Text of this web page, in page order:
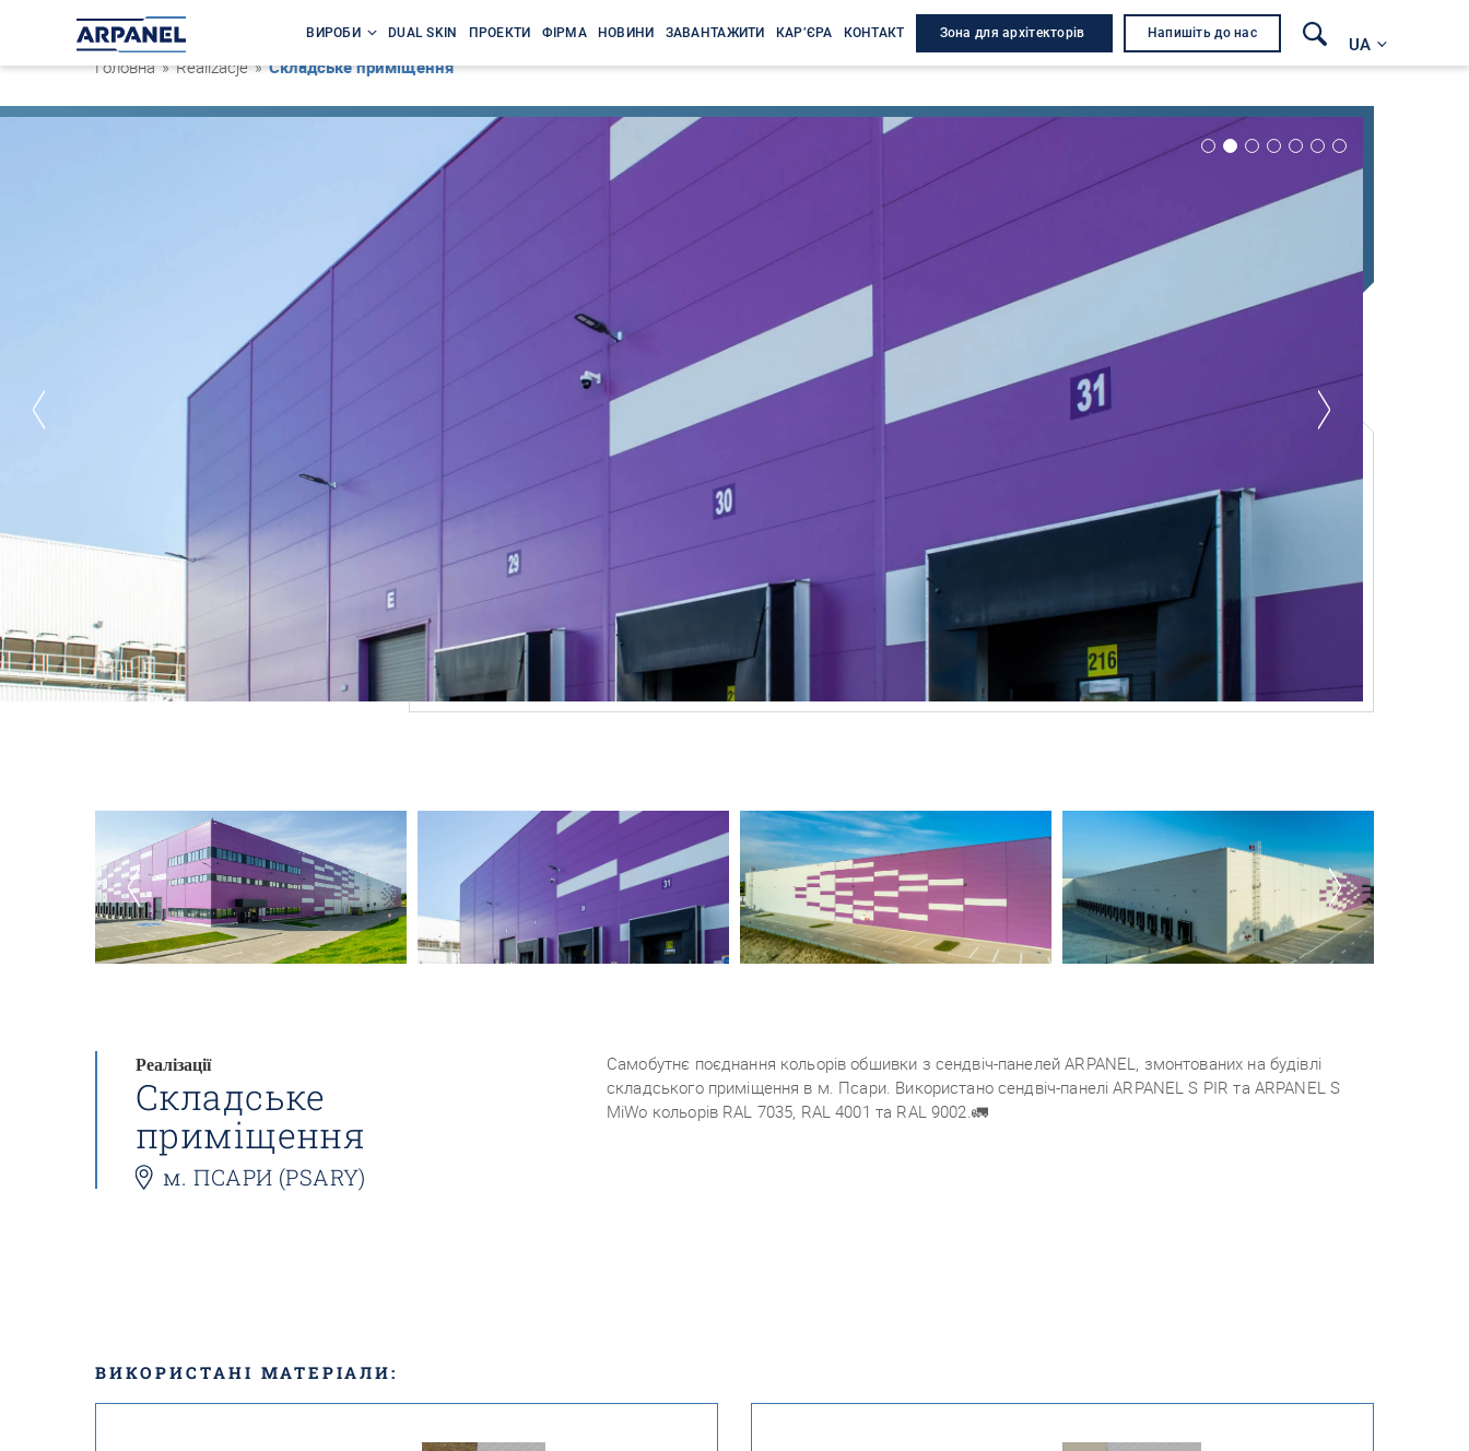
ВИРОБИ DUAL SKIN ПРОЕКТИ ФІРМА НОВИНИ ЗАВАНТАЖИТИ КАР’ЄРА КОНТАКТ Зона для архітекторів Напишіть до нас
UA
Головна » Realizacje »Складське приміщення
Реалізації
Складське
приміщення
м. ПСАРИ (PSARY)
Самобутнє поєднання кольорів обшивки з сендвіч-панелей ARPANEL, змонтованих на будівлі
складського приміщення в м. Псари. Використано сендвіч-панелі ARPANEL S PIR та ARPANEL S
MiWo кольорів RAL 7035, RAL 4001 та RAL 9002.🚛
ВИКОРИСТАНІ МАТЕРІАЛИ: